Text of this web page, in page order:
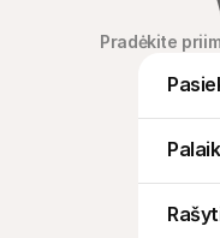
Pradėkite